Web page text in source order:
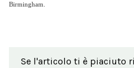
Birmingham.
Se l'articolo ti è piaciuto